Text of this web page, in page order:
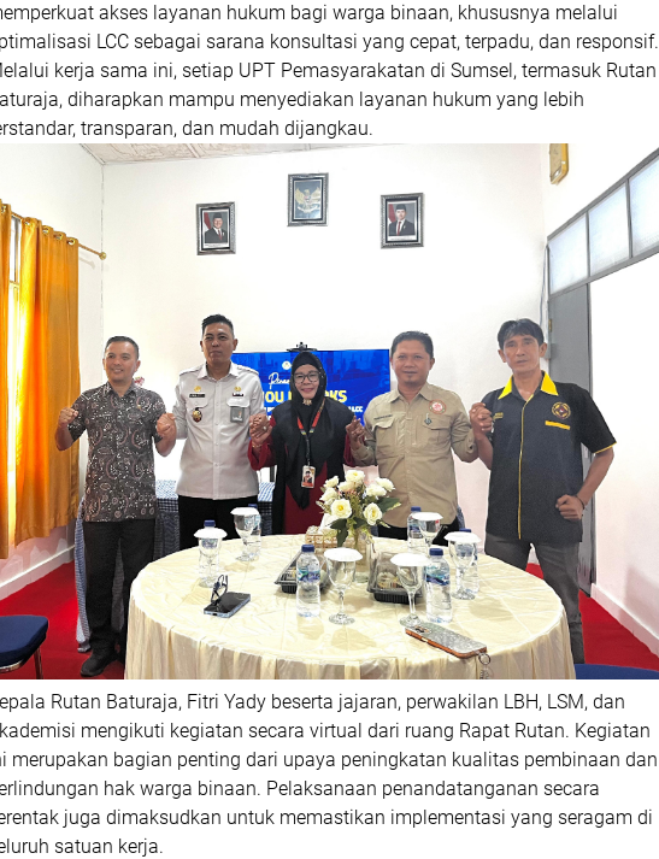
akses layanan hukum bagi warga binaan, khususnya melalui
LCC sebagai sarana konsultasi yang cepat, terpadu, dan responsif.
kerja sama ini, setiap UPT Pemasyarakatan di Sumsel, termasuk Rutan
diharapkan mampu menyediakan layanan hukum yang lebih
transparan, dan mudah dijangkau.
Rutan Baturaja, Fitri Yady beserta jajaran, perwakilan LBH, LSM, dan
mengikuti kegiatan secara virtual dari ruang Rapat Rutan. Kegiatan
merupakan bagian penting dari upaya peningkatan kualitas pembinaan dan
hak warga binaan. Pelaksanaan penandatanganan secara
juga dimaksudkan untuk memastikan implementasi yang seragam di
satuan kerja.